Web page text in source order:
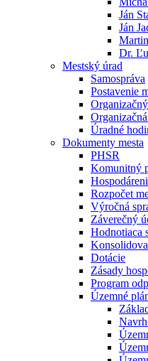
Ján
Ján
Dr.
Mestský úrad
Samospráva
Postavenie
Úradné
Dokumenty mesta
PHSR
Komunitný
Rozpočet
Výročná
Záverečný
Hodnotiaca
Dotácie
Zásady
Program
Územné